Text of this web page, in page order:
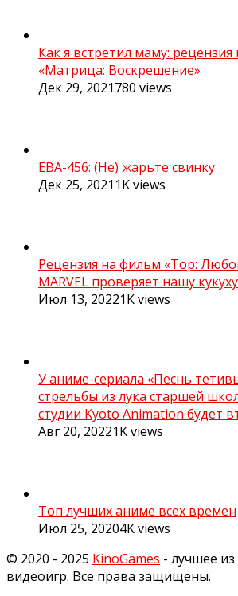
Как я встретил маму:
«Матрица: Воскрешение»
Дек 29, 2021780 views
ЕВА-456: (Не) жарьте свинку
Дек 25, 2021 1Kviews
Рецензия на фильм «Тор:
MARVEL проверяет нашу
Июл 13, 20221Kviews
У аниме-сериала «Песнь
стрельбы из лука старшей
студии Kyoto Animation будет
Авг 20, 20221Kviews
Топ лучших аниме всех времен
Июл 25, 20204Kviews
© 2020 - 2025 KinoGames - лучшее
видеоигр. Все права защищены.